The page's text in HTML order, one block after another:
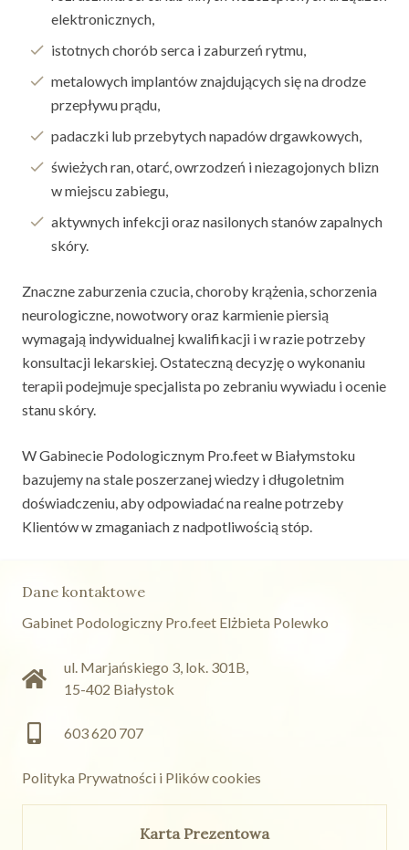
elektronicznych,
istotnych chorób serca i zaburzeń rytmu,
metalowych implantów znajdujących się na drodze
przepływu prądu,
padaczki lub przebytych napadów drgawkowych,
świeżych ran, otarć, owrzodzeń i niezagojonych blizn
w miejscu zabiegu,
aktywnych infekcji oraz nasilonych stanów zapalnych
skóry.
Znaczne zaburzenia czucia, choroby krążenia, schorzenia
neurologiczne, nowotwory oraz karmienie piersią
wymagają indywidualnej kwalifikacji i w razie potrzeby
konsultacji lekarskiej. Ostateczną decyzję o wykonaniu
terapii podejmuje specjalista po zebraniu wywiadu i ocenie
stanu skóry.
W Gabinecie Podologicznym Pro.feet w Białymstoku
bazujemy na stale poszerzanej wiedzy i długoletnim
doświadczeniu, aby odpowiadać na realne potrzeby
Klientów w zmaganiach z nadpotliwością stóp.
Dane kontaktowe
Gabinet Podologiczny Pro.feet Elżbieta Polewko
ul. Marjańskiego 3, lok. 301B
15-402 Białystok
603 620 707
Polityka Prywatności i Plików cookies
Karta Prezentowa